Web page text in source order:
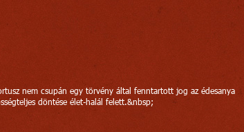
nem csupán egy törvény által fenntartott jog az édesanya
döntése élet-halál felett.&nbsp;